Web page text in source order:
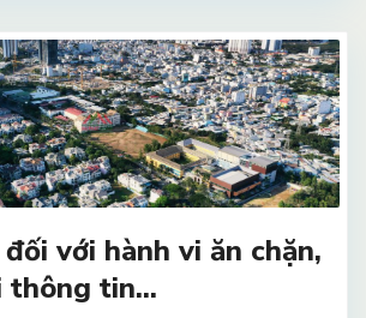
với hành vi ăn chặn,
thông tin...